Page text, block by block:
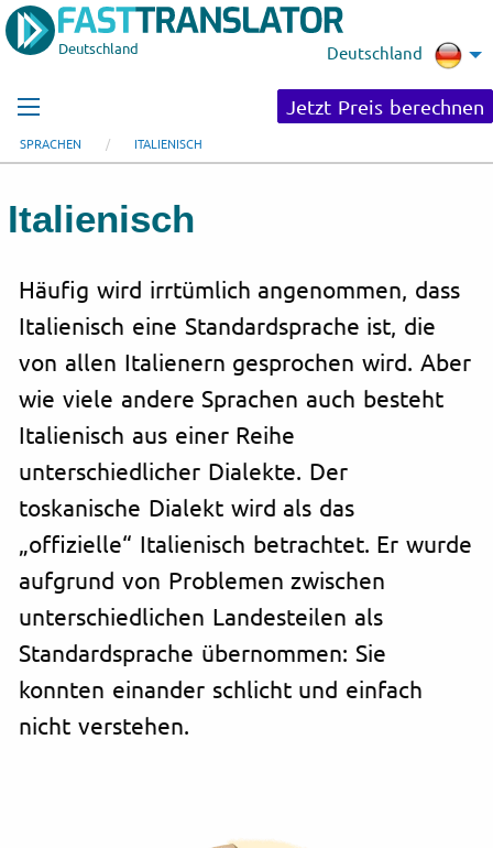
Deutschland Deutschland
Jetzt Preis berechnen
SPRACHEN ITALIENISCH
Italienisch
Häufig wird irrtümlich angenommen, dass
Italienisch eine Standardsprache ist, die
von allen Italienern gesprochen wird. Aber
wie viele andere Sprachen auch besteht
Italienisch aus einer Reihe
unterschiedlicher Dialekte. Der
toskanische Dialekt wird als das
„offizielle“ Italienisch betrachtet. Er wurde
aufgrund von Problemen zwischen
unterschiedlichen Landesteilen als
Standardsprache übernommen: Sie
konnten einander schlicht und einfach
nicht verstehen.